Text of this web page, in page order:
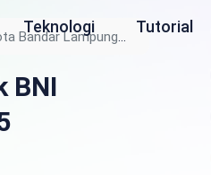
Teknologi Tutorial
Bandar Lampung
BNI